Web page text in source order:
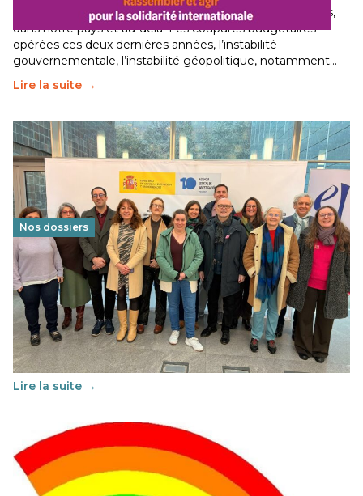
Le secteur humanitaire connaît des difficultés profondes,
dans notre pays et au-delà. Les coupures budgétaires
opérées ces deux dernières années, l’instabilité
gouvernementale, l’instabilité géopolitique, notamment…
Lire la suite →
Nos dossiers
Éducation au vivre-ensemble : un échange croisé
franco-espagnol pour changer d’approche
29 juin 2026-National
Cette année, l'UNSA Éducation a mené un projet Erasmus
soutenu par l'union Européenne et centré sur l'éducation
au vivre-ensemble : quelles différences entre la France…
Lire la suite →